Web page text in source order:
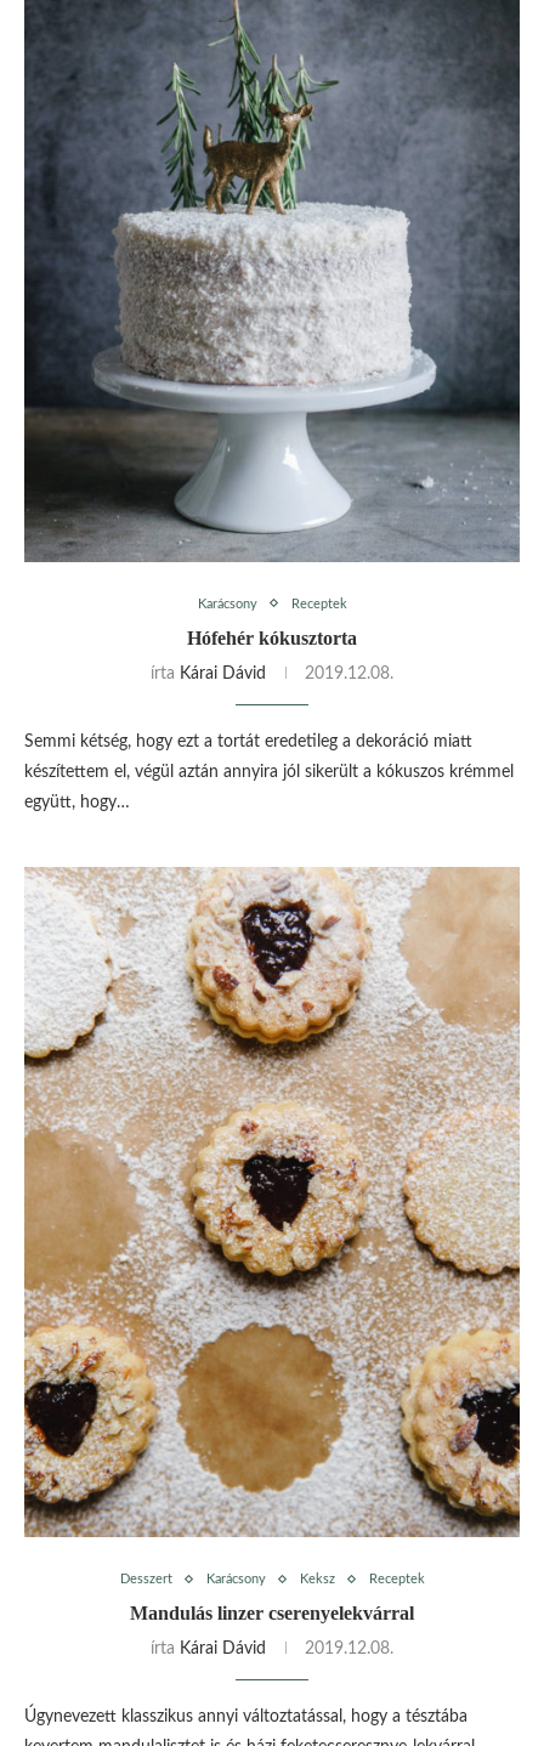
Karácsony Receptek
Hófehér kókusztorta
írta Kárai Dávid 2019.12.08.
Semmi kétség, hogy ezt a tortát eredetileg a dekoráció miatt
készítettem el, végül aztán annyira jól sikerült a kókuszos krémmel
együtt, hogy…
Desszert Karácsony Keksz Receptek
Mandulás linzer cserenyelekvárral
írta Kárai Dávid 2019.12.08.
Úgynevezett klasszikus annyi változtatással, hogy a tésztába